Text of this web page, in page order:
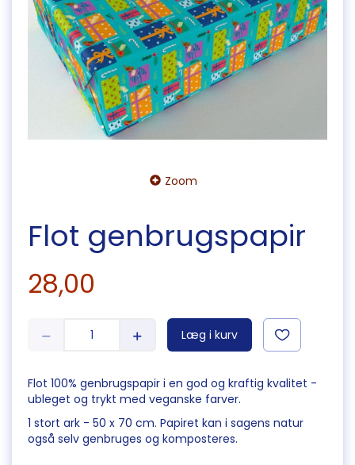
Zoom
Flot genbrugspapir
28,00
Læg i kurv
Flot 100% genbrugspapir i en god og kraftig kvalitet -
ubleget og trykt med veganske farver.
1 stort ark - 50 x 70 cm. Papiret kan i sagens natur
også selv genbruges og komposteres.